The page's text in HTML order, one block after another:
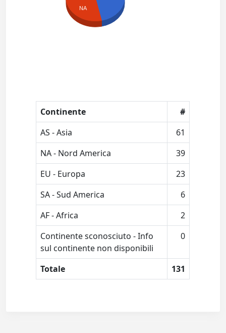
NA
Continente
#
AS - Asia
61
NA - Nord America
39
EU - Europa
23
SA - Sud America
6
AF - Africa
2
Continente sconosciuto - Info
sul continente non disponibili
0
Totale 131